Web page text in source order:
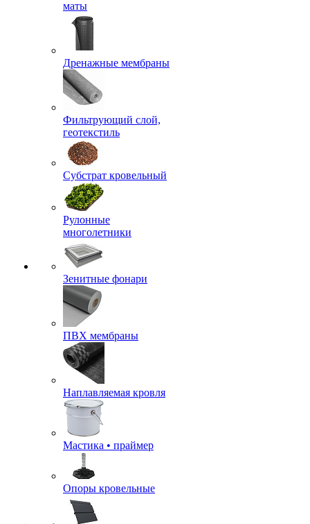
маты
Дренажные мембраны
Фильтрующий слой,
геотекстиль
Субстрат кровельный
Рулонные
многолетники
Зенитные фонари
ПВХ мембраны
Наплавляемая кровля
Мастика • праймер
Опоры кровельные